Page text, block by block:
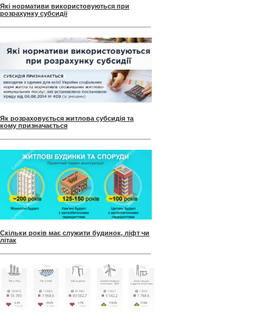
Які нормативи використовуються при
розрахунку субсидії
Як розраховується житлова субсидія та
кому призначається
Скільки років має служити будинок, ліфт чи
літак